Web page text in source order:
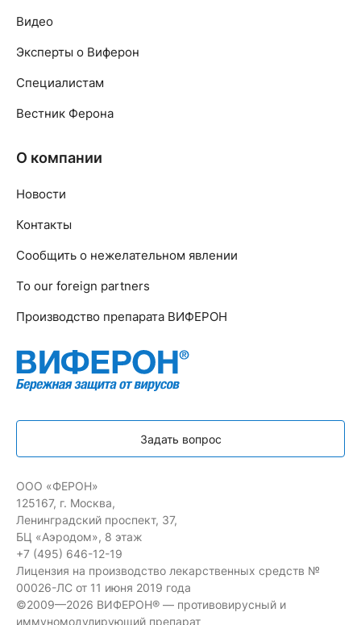
Видео
Эксперты о Виферон
Специалистам
Вестник Ферона
О компании
Новости
Контакты
Сообщить о нежелательном явлении
To our foreign partners
Производство препарата ВИФЕРОН
Задать вопрос
ООО «ФЕРОН»
125167, г. Москва,
Ленинградский проспект, 37,
БЦ «Аэродом», 8 этаж
+7 (495) 646-12-19
Лицензия на производство лекарственных средств №
00026-ЛС от 11 июня 2019 года
©2009—2026 ВИФЕРОН® — противовирусный и
иммуномодулирующий препарат